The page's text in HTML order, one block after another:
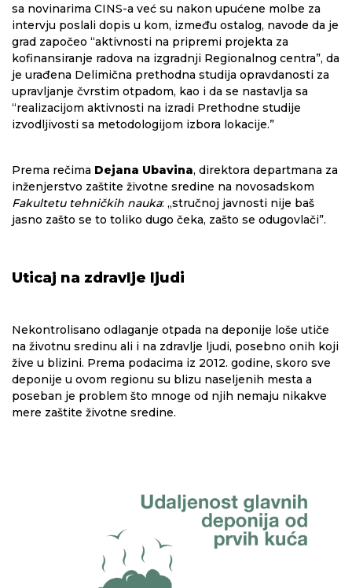
sa novinarima CINS-a već su nakon upućene molbe za
intervju poslali dopis u kom, između ostalog, navode da je
grad započeo “aktivnosti na pripremi projekta za
kofinansiranje radova na izgradnji Regionalnog centra”, da
je urađena Delimična prethodna studija opravdanosti za
upravljanje čvrstim otpadom, kao i da se nastavlja sa
“realizacijom aktivnosti na izradi Prethodne studije
izvodljivosti sa metodologijom izbora lokacije.”
Prema rečima Dejana Ubavina, direktora departmana za
inženjerstvo zaštite životne sredine na novosadskom
Fakultetu tehničkih nauka: „stručnoj javnosti nije baš
jasno zašto se to toliko dugo čeka, zašto se odugovlači”.
Uticaj na zdravlje ljudi
Nekontrolisano odlaganje otpada na deponije loše utiče
na životnu sredinu ali i na zdravlje ljudi, posebno onih koji
žive u blizini. Prema podacima iz 2012. godine, skoro sve
deponije u ovom regionu su blizu naseljenih mesta a
poseban je problem što mnoge od njih nemaju nikakve
mere zaštite životne sredine.